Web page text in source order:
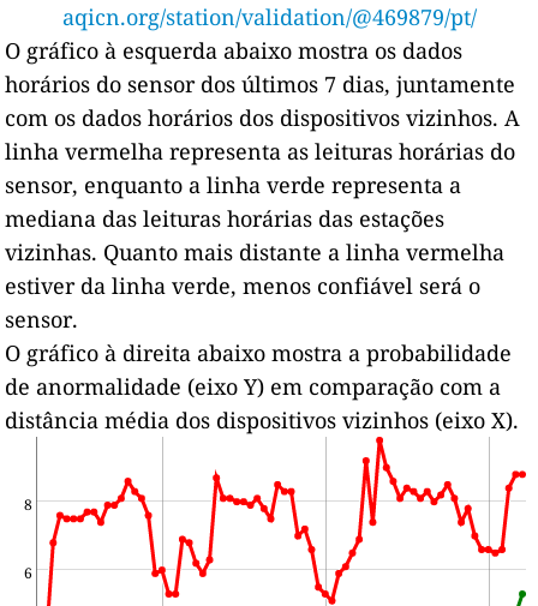
aqicn.org/station/validation/@469879/pt/
O gráfico à esquerda abaixo mostra os dados
horários do sensor dos últimos 7 dias, juntamente
com os dados horários dos dispositivos vizinhos. A
linha vermelha representa as leituras horárias do
sensor, enquanto a linha verde representa a
mediana das leituras horárias das estações
vizinhas. Quanto mais distante a linha vermelha
estiver da linha verde, menos confiável será o
sensor.
O gráfico à direita abaixo mostra a probabilidade
de anormalidade (eixo Y) em comparação com a
distância média dos dispositivos vizinhos (eixo X).
6
8